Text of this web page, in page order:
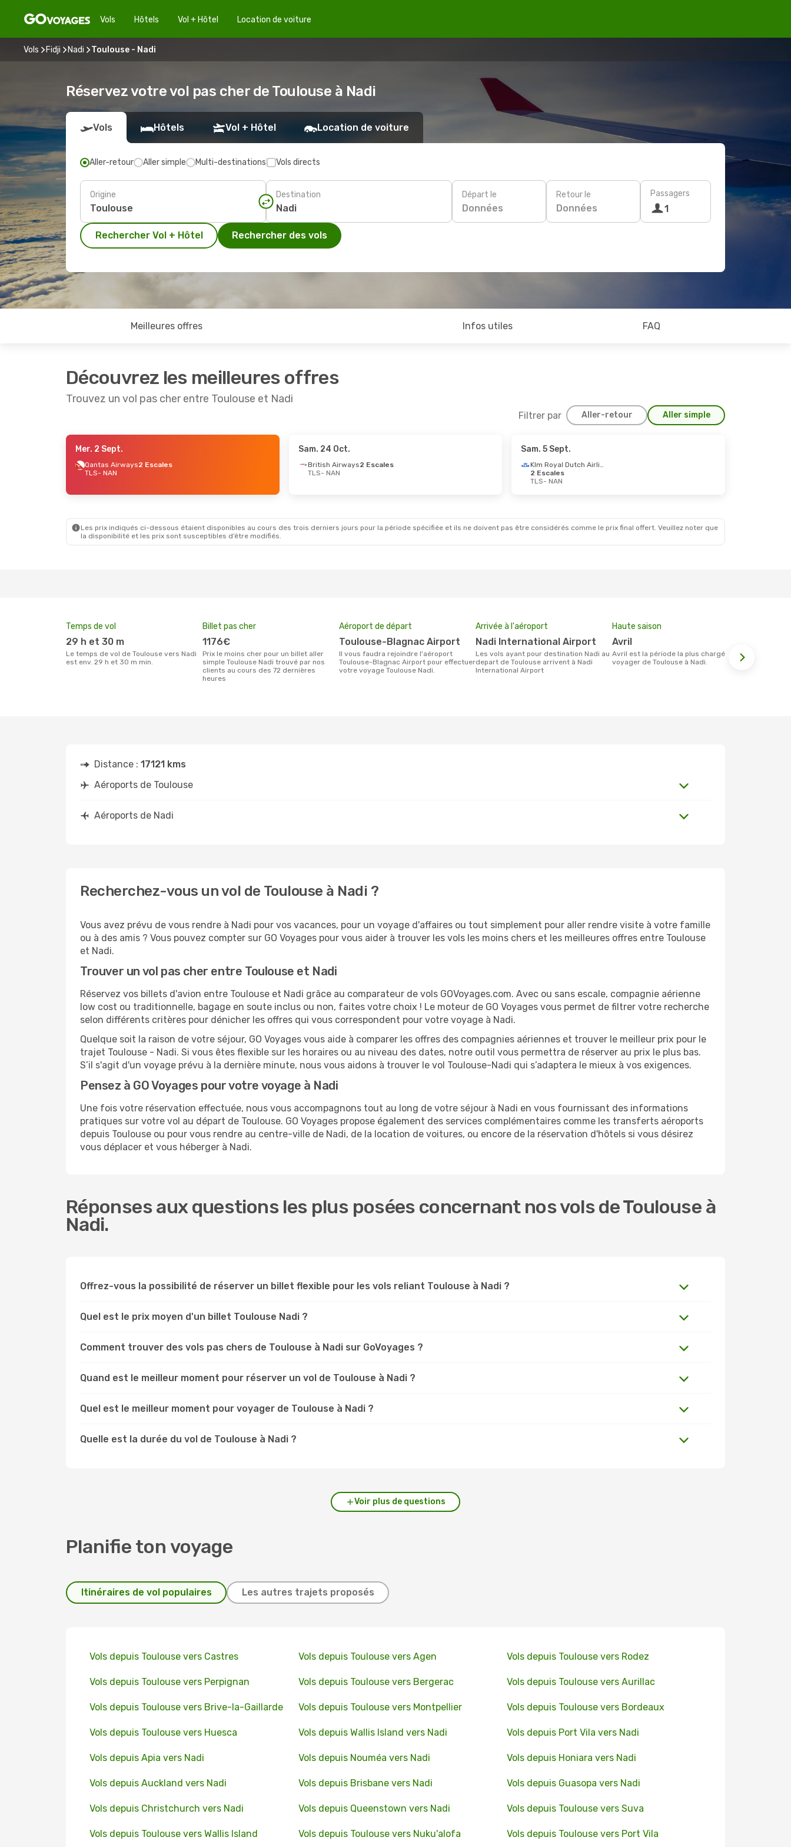
Vols Hôtels Vol + Hôtel Location de voiture
Vols Fidji Nadi Toulouse - Nadi
Réservez votre vol pas cher de Toulouse à Nadi
Vols Hôtels Vol + Hôtel Location de voiture
Aller-retour Aller simple Multi-destinations Vols directs
Origine Destination Départ le
Données
Retour le
Données
Passagers
1
Rechercher Vol + Hôtel Rechercher des vols
Meilleures offres Infos utiles FAQ
Découvrez les meilleures offres
Trouvez un vol pas cher entre Toulouse et Nadi
Filtrer par Aller-retour Aller simple
- Mar. 15 Sept.
2 Escales
Qantas Airways
2 Escales
Cathay Pacific
2 Escales
- Lun. 31 Août
Mer. 2 Sept.
Qantas Airways2 Escales
TLS- NAN
Sam. 24 Oct.
British Airways2 Escales
TLS- NAN
Sam. 5 Sept.
Klm Royal Dutch Airlines
2 Escales
TLS- NAN
Les prix indiqués ci-dessous étaient disponibles au cours des trois derniers jours pour la période spécifiée et ils ne doivent pas être considérés comme le prix final offert. Veuillez noter que
la disponibilité et les prix sont susceptibles d’être modifiés.
Temps de vol
29 h et 30 m
Le temps de vol de Toulouse vers Nadi
est env. 29 h et 30 m min.
Billet pas cher
1176€
Prix le moins cher pour un billet aller
simple Toulouse Nadi trouvé par nos
clients au cours des 72 dernières
heures
Aéroport de départ
Toulouse-Blagnac Airport
Il vous faudra rejoindre l'aéroport
Toulouse-Blagnac Airport pour effectuer
votre voyage Toulouse Nadi.
Arrivée à l'aéroport
Nadi International Airport
Les vols ayant pour destination Nadi au
depart de Toulouse arrivent à Nadi
International Airport
Haute saison
avril
avril est la période la plus chargée pour
voyager de Toulouse à Nadi.
Distance : 17121 kms
Aéroports de Toulouse
Aéroports de Nadi
Recherchez-vous un vol de Toulouse à Nadi ?
Vous avez prévu de vous rendre à Nadi pour vos vacances, pour un voyage d'affaires ou tout simplement pour aller rendre visite à votre famille
ou à des amis ? Vous pouvez compter sur GO Voyages pour vous aider à trouver les vols les moins chers et les meilleures offres entre Toulouse
et Nadi.
Trouver un vol pas cher entre Toulouse et Nadi
Réservez vos billets d'avion entre Toulouse et Nadi grâce au comparateur de vols GOVoyages.com. Avec ou sans escale, compagnie aérienne
low cost ou traditionnelle, bagage en soute inclus ou non, faites votre choix ! Le moteur de GO Voyages vous permet de filtrer votre recherche
selon différents critères pour dénicher les offres qui vous correspondent pour votre voyage à Nadi.
Quelque soit la raison de votre séjour, GO Voyages vous aide à comparer les offres des compagnies aériennes et trouver le meilleur prix pour le
trajet Toulouse - Nadi. Si vous êtes flexible sur les horaires ou au niveau des dates, notre outil vous permettra de réserver au prix le plus bas.
S’il s'agit d'un voyage prévu à la dernière minute, nous vous aidons à trouver le vol Toulouse-Nadi qui s’adaptera le mieux à vos exigences.
Pensez à GO Voyages pour votre voyage à Nadi
Une fois votre réservation effectuée, nous vous accompagnons tout au long de votre séjour à Nadi en vous fournissant des informations
pratiques sur votre vol au départ de Toulouse. GO Voyages propose également des services complémentaires comme les transferts aéroports
depuis Toulouse ou pour vous rendre au centre-ville de Nadi, de la location de voitures, ou encore de la réservation d'hôtels si vous désirez
vous déplacer et vous héberger à Nadi.
Réponses aux questions les plus posées concernant nos vols de Toulouse à
Nadi.
Offrez-vous la possibilité de réserver un billet flexible pour les vols reliant Toulouse à Nadi ?
Quel est le prix moyen d'un billet Toulouse Nadi ?
Comment trouver des vols pas chers de Toulouse à Nadi sur GoVoyages ?
Quand est le meilleur moment pour réserver un vol de Toulouse à Nadi ?
Quel est le meilleur moment pour voyager de Toulouse à Nadi ?
Quelle est la durée du vol de Toulouse à Nadi ?
Voir plus de questions
Planifie ton voyage
Itinéraires de vol populaires Les autres trajets proposés
Vols depuis Toulouse vers Castres Vols depuis Toulouse vers Agen Vols depuis Toulouse vers Rodez
Vols depuis Toulouse vers Perpignan Vols depuis Toulouse vers Bergerac Vols depuis Toulouse vers Aurillac
Vols depuis Toulouse vers Brive-la-Gaillarde Vols depuis Toulouse vers Montpellier Vols depuis Toulouse vers Bordeaux
Vols depuis Toulouse vers Huesca Vols depuis Wallis Island vers Nadi Vols depuis Port Vila vers Nadi
Vols depuis Apia vers Nadi Vols depuis Nouméa vers Nadi Vols depuis Honiara vers Nadi
Vols depuis Auckland vers Nadi Vols depuis Brisbane vers Nadi Vols depuis Guasopa vers Nadi
Vols depuis Christchurch vers Nadi Vols depuis Queenstown vers Nadi Vols depuis Toulouse vers Suva
Vols depuis Toulouse vers Wallis Island Vols depuis Toulouse vers Nuku'alofa Vols depuis Toulouse vers Port Vila